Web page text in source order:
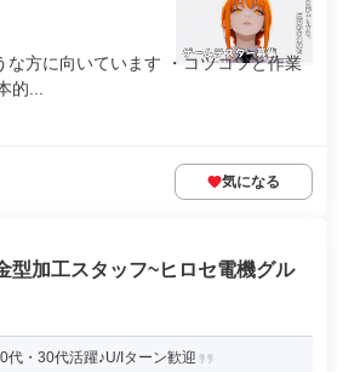
な方に向いています ・コツコツと作業
的...
気になる
型加工スタッフ~ヒロセ電機グル
代・30代活躍♪U/Iターン歓迎